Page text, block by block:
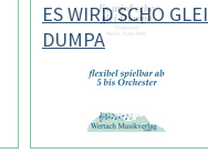
ES WIRD SCHO GLEI
DUMPA